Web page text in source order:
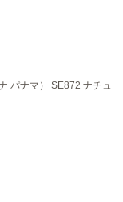
パナマ） SE872 ナチュ